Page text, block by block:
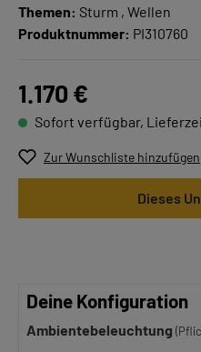
Themen: Sturm , Wellen
Produktnummer: PI310760
1.170 €
Sofort verfügbar,
Zur Wunschliste hinzufügen
Dieses
Deine Konfiguration
Ambientebeleuchtung